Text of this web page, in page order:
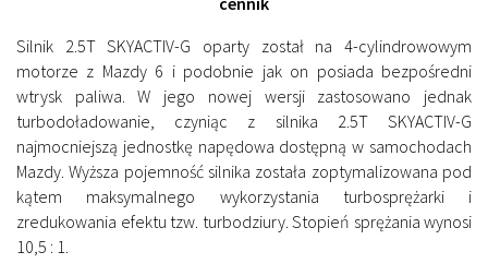
Silnik 2.5T SKYACTIV-G oparty został na 4-cylindrowowym
motorze z Mazdy 6 i podobnie jak on posiada bezpośredni
wtrysk paliwa. W jego nowej wersji zastosowano jednak
turbodoładowanie, czyniąc z silnika 2.5T SKYACTIV-G
najmocniejszą jednostkę napędowa dostępną w samochodach
Mazdy. Wyższa pojemność silnika została zoptymalizowana pod
kątem maksymalnego wykorzystania turbosprężarki i
zredukowania efektu tzw. turbodziury. Stopień sprężania wynosi
10,5 : 1.